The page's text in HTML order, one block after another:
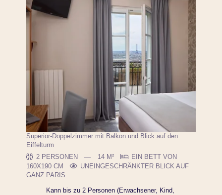
Superior-Doppelzimmer mit Balkon und Blick auf den
Eiffelturm
2 PERSONEN
14 M²
EIN BETT VON
160X190 CM
UNEINGESCHRÄNKTER BLICK AUF
GANZ PARIS
Kann bis zu 2 Personen (Erwachsener, Kind,